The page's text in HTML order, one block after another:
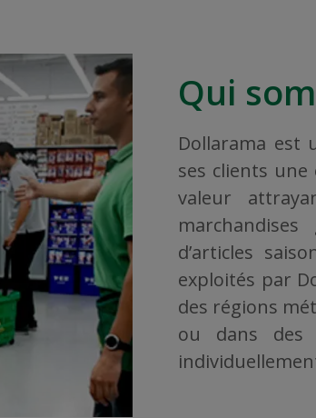
Qui
Dollarama est
ses clients
valeur
d’articles
exploités par
des régions
ou dans des